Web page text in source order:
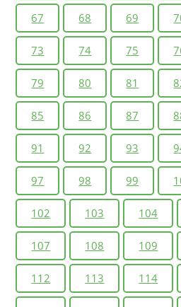
67 68 69
73 74 75
79 80 81
85 86 87
91 92 93
97 98 99
102 103 104
107 108 109
112 113 114